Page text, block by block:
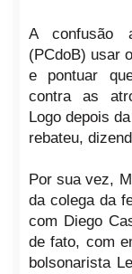
A confusão
(PCdoB) usar
e pontuar
contra as
Logo depois
rebateu,
Por sua vez,
da colega da
com Diego
de fato, com
bolsonarista